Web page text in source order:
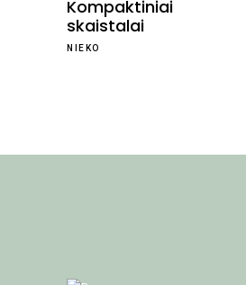
Kompaktiniai
skaistalai
NIEKO